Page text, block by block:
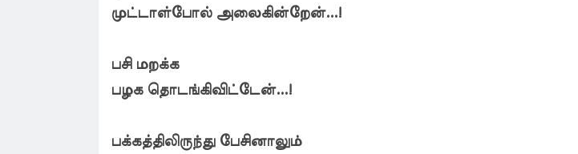
முட்டாள்போல் அலைகின்றேன்...!
பசி மறக்க
பழக தொடங்கிவிட்டேன்...!
பக்கத்திலிருந்து பேசினாலும்